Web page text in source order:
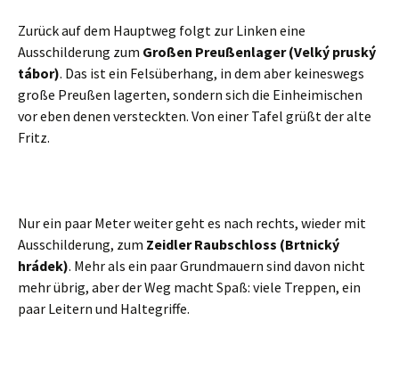
Zurück auf dem Hauptweg folgt zur Linken eine
Ausschilderung zum Großen Preußenlager (Velký pruský
tábor). Das ist ein Felsüberhang, in dem aber keineswegs
große Preußen lagerten, sondern sich die Einheimischen
vor eben denen versteckten. Von einer Tafel grüßt der alte
Fritz.
Nur ein paar Meter weiter geht es nach rechts, wieder mit
Ausschilderung, zum Zeidler Raubschloss (Brtnický
hrádek). Mehr als ein paar Grundmauern sind davon nicht
mehr übrig, aber der Weg macht Spaß: viele Treppen, ein
paar Leitern und Haltegriffe.